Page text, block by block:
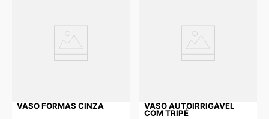
VASO FORMAS CINZA VASO AUTOIRRIGÁVEL
COM TRIPÉ